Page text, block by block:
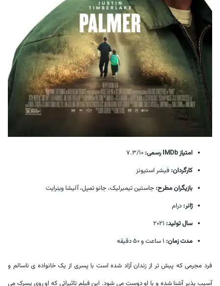
امتیاز IMDb رسمی:
کارگردان: فیشر استیونز
بازیگران مطرح: جاستین تیمبرلیک، جانو تمپل، آلیشا وینرایت
ژانر: درام
سال تولید:
مدت زمان:
فرد مجرمی که پیش تر از زندان آزاد شده است با پسری از یک خانواده ی ناسالم و
آسیب پذیر آشنا شده و با او دوست می شود. این فیلم تاثیراتی که او روی پسرک می